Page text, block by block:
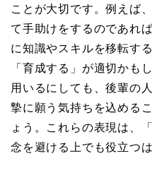
ことが大切です。例えば
て手助けをするのであれ
に知識やスキルを移転す
「育成する」が適切かも
用いるにしても、後輩の
摯に願う気持ちを込める
ょう。これらの表現は、
念を避ける上でも役立つは